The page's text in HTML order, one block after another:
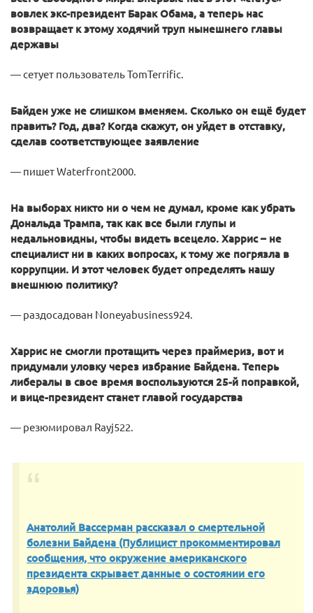
вовлек экс-президент Барак Обама, а теперь нас
возвращает к этому ходячий труп нынешнего главы
державы
— сетует пользователь TomTerrific.
Байден уже не слишком вменяем. Сколько он ещё будет
править? Год, два? Когда скажут, он уйдет в отставку,
сделав соответствующее заявление
— пишет Waterfront2000.
На выборах никто ни о чем не думал, кроме как убрать
Дональда Трампа, так как все были глупы и
недальновидны, чтобы видеть всецело. Харрис – не
специалист ни в каких вопросах, к тому же погрязла в
коррупции. И этот человек будет определять нашу
внешнюю политику?
— раздосадован Noneyabusiness924.
Харрис не смогли протащить через праймериз, вот и
придумали уловку через избрание Байдена. Теперь
либералы в свое время воспользуются 25-й поправкой,
и вице-президент станет главой государства
— резюмировал Rayj522.
Анатолий Вассерман рассказал о смертельной
болезни Байдена (Публицист прокомментировал
сообщения, что окружение американского
президента скрывает данные о состоянии его
здоровья)